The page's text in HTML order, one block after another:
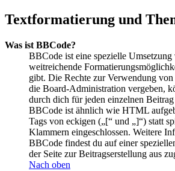
Textformatierung und
Was ist BBCode?
BBCode ist eine spezielle
weitreichende
gibt. Die Rechte zur Verwendung
die Board-Administration vergeben,
durch dich für jeden einzelnen
BBCode ist ähnlich wie HTML
Tags von eckigen („[“ und „]“) statt
Klammern eingeschlossen. Weitere
BBCode findest du auf einer
der Seite zur Beitragserstellung aus
Nach oben